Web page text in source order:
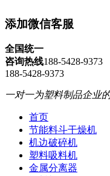
添加微信客服
全国统一
咨询热线188-5428-9373
188-5428-9373
一对一为塑料制品企业
首页
节能料斗干燥机
机边破碎机
塑料吸料机
金属分离器